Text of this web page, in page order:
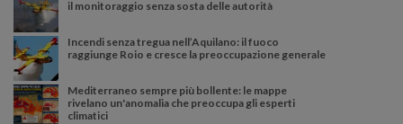
il monitoraggio senza sosta delle autorità
Incendi senza tregua nell’Aquilano: il fuoco
raggiunge Roio e cresce la preoccupazione generale
Mediterraneo sempre più bollente: le mappe
rivelano un'anomalia che preoccupa gli esperti
climatici